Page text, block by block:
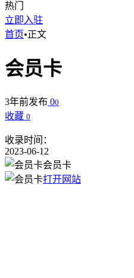
热门
立即入驻
首页•正文
会员卡
3年前发布 00
收藏 0
收录时间：
2023-06-12
会员卡
打开网站